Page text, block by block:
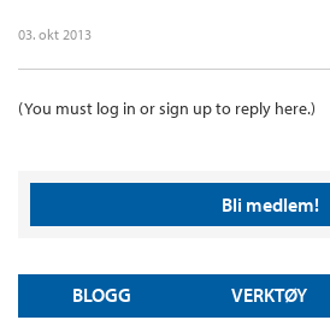
03. okt 2013
(You must log in or sign up to reply here.)
Bli medlem!
BLOGG VERKTØY